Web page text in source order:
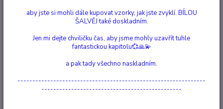
aby jste si mohli dále kupovat vzorky, jak jste zvyklí. BÍLOU
ŠALVĚJ také doskladním.
Jen mi dejte chviličku čas, aby jsme mohly uzavřít tuhle
fantastickou kapitolu💞🙏💫
a pak tady všechno naskladním.
---------------------------------------------------------------
-----------------------------------------------